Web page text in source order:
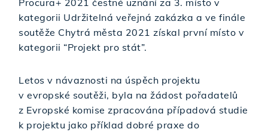
Procura+ 2021 čestné uznání za 3. místo v
kategorii Udržitelná veřejná zakázka a ve finále
soutěže Chytrá města 2021 získal první místo v
kategorii “Projekt pro stát”.
Letos v návaznosti na úspěch projektu
v evropské soutěži, byla na žádost pořadatelů
z Evropské komise zpracována případová studie
k projektu jako příklad dobré praxe do